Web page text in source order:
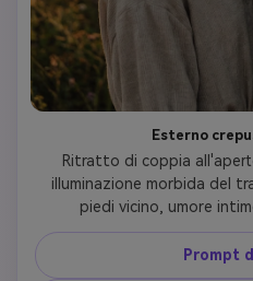
Esterno
Ritratto di coppia
illuminazione morbida del
piedi vicino, umore
cinematografica, profondità
stile di coppia viralePrompt